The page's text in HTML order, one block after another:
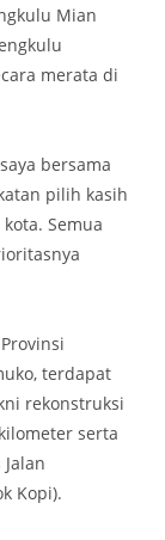
Mian
merata di
bersama
pilih kasih
Semua
terdapat
rekonstruksi
serta
Kopi).